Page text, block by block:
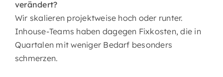
verändert?
Wir skalieren projektweise hoch oder runter.
Inhouse-Teams haben dagegen Fixkosten, die in
Quartalen mit weniger Bedarf besonders
schmerzen.